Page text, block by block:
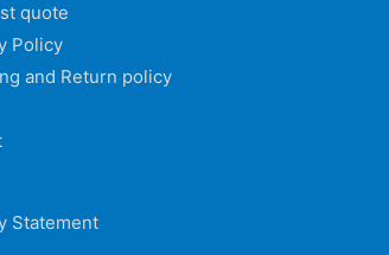
quote
Policy
and Return policy
Statement